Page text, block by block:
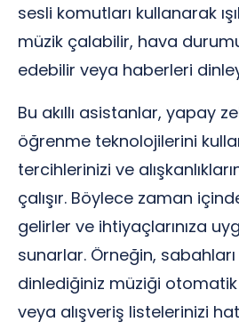
sesli komutları kullanarak
müzik çalabilir, hava
edebilir veya haberleri
Bu akıllı asistanlar, yapay
öğrenme teknolojilerini
tercihlerinizi ve
çalışır. Böylece zaman
gelirler ve ihtiyaçlarınıza
sunarlar. Örneğin,
dinlediğiniz müziği
veya alışveriş listelerinizi